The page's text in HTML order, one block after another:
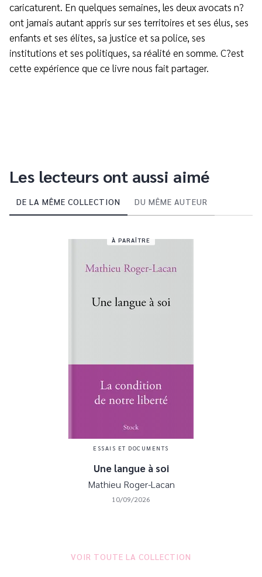
caricaturent. En quelques semaines, les deux avocats n?
ont jamais autant appris sur ses territoires et ses élus, ses
enfants et ses élites, sa justice et sa police, ses
institutions et ses politiques, sa réalité en somme. C?est
cette expérience que ce livre nous fait partager.
Les lecteurs ont aussi aimé
DE LA MÊME COLLECTION DU MÊME AUTEUR
À PARAÎTRE
ESSAIS ET DOCUMENTS
Une langue à soi
Mathieu Roger-Lacan
10/09/2026
VOIR TOUTE LA COLLECTION